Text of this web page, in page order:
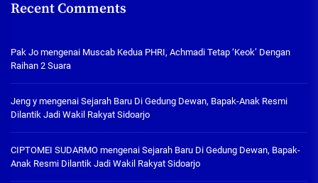
Recent Comments
Pak Jo mengenai Muscab Kedua PHRI, Achmadi Tetap ‘Keok’ Dengan
Raihan 2 Suara
Jeng y mengenai Sejarah Baru Di Gedung Dewan, Bapak-Anak Resmi
Dilantik Jadi Wakil Rakyat Sidoarjo
CIPTOMEI SUDARMO mengenai Sejarah Baru Di Gedung Dewan, Bapak-
Anak Resmi Dilantik Jadi Wakil Rakyat Sidoarjo